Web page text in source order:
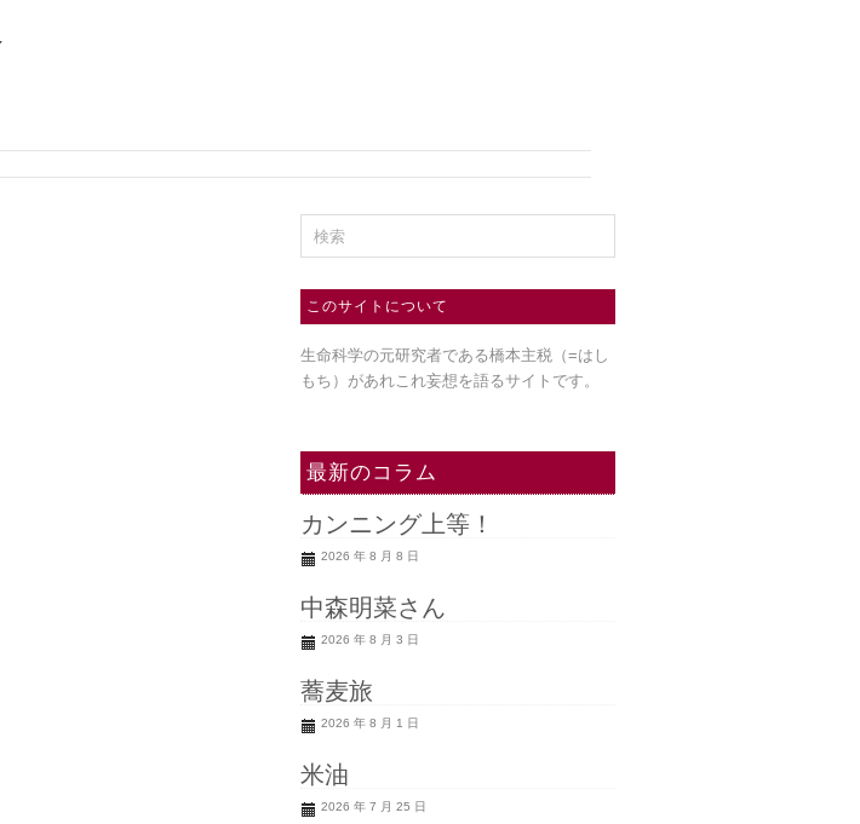
このサイトについて
生命科学の元研究者である橋本主税（=はし
もち） があれこれ妄想を語るサイトです。
最新のコラム
カンニング上等！
2026 年 8 月 8 日
中森明菜さん
2026 年 8 月 3 日
蕎麦旅
2026 年 8 月 1 日
米油
2026 年 7 月 25 日